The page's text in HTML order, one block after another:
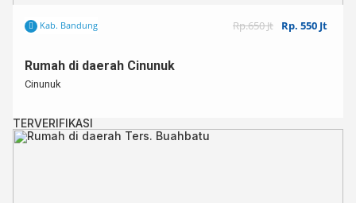
Kab. Bandung Rp.650 Jt Rp. 550 Jt
Rumah di daerah Cinunuk
Cinunuk
TERVERIFIKASI